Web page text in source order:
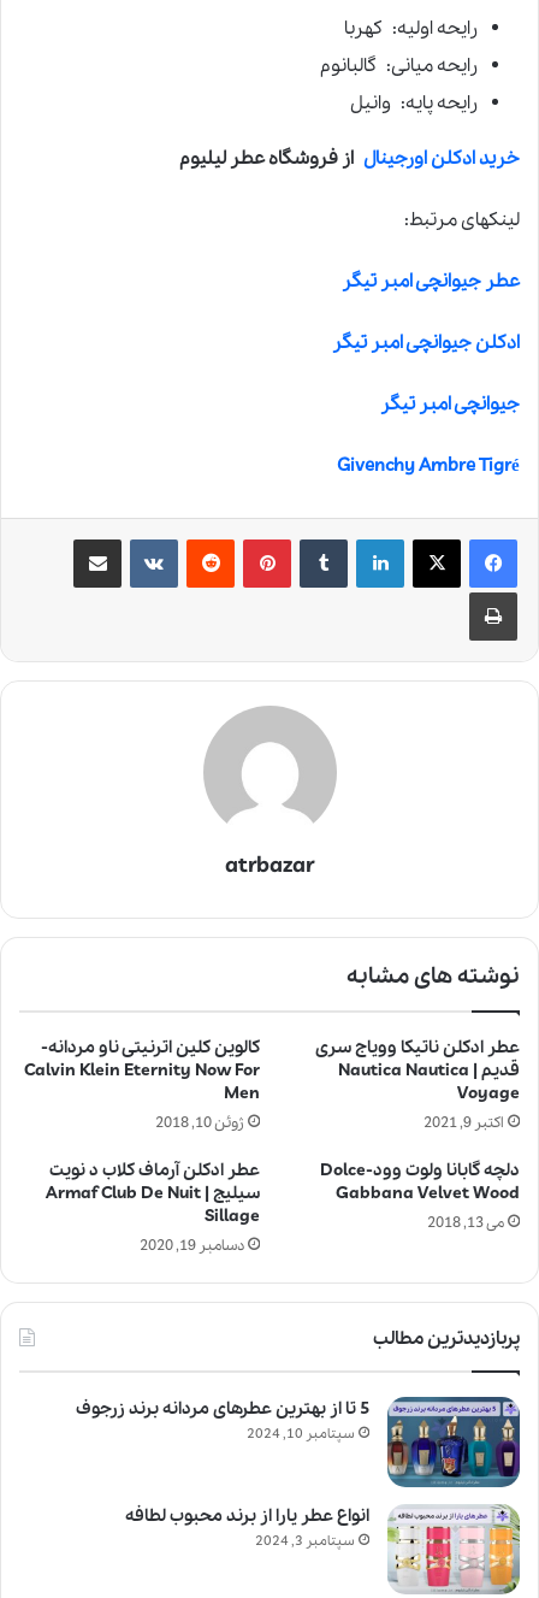
رایحه اولیه: کهربا
رایحه میانی: گالبانوم
رایحه پایه: وانیل
خرید ادکلن اورجینال از فروشگاه عطر لیلیوم
لینکهای مرتبط:
عطر جیوانچی امبر تیگر
ادکلن جیوانچی امبر تیگر
جیوانچی امبر تیگر
Givenchy Ambre Tigré
لینکدین ‫پین‌ترست ‫رددیت
چاپ
atrbazar
نوشته های مشابه
عطر ادکلن ناتیکا وویاج سری
قدیم | Nautica Nautica
Voyage
اکتبر 9, 2021
کالوین کلین اترنیتی ناو مردانه-
Calvin Klein Eternity Now For
Men
ژوئن 10, 2018
دلچه گابانا ولوت وود-Dolce
Gabbana Velvet Wood
می 13, 2018
عطر ادکلن آرماف کلاب د نویت
سیلیج | Armaf Club De Nuit
Sillage
دسامبر 19, 2020
پربازدیدترین مطالب
5 تا از بهترین عطرهای مردانه برند زرجوف
سپتامبر 10, 2024
انواع عطر یارا از برند محبوب لطافه
سپتامبر 3, 2024